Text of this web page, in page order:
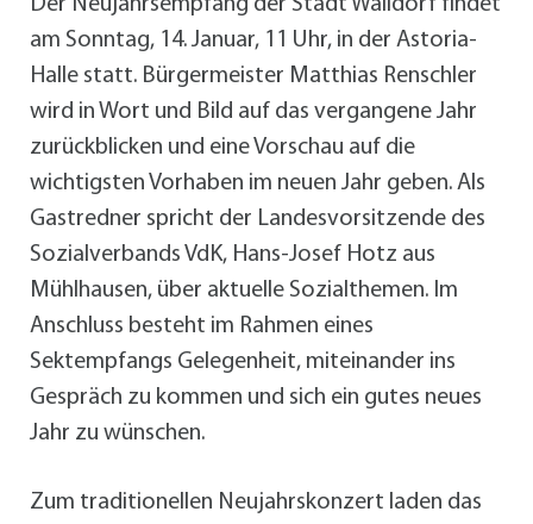
Der Neujahrsempfang der Stadt Walldorf findet
am Sonntag, 14. Januar, 11 Uhr, in der Astoria-
Halle statt. Bürgermeister Matthias Renschler
wird in Wort und Bild auf das vergangene Jahr
zurückblicken und eine Vorschau auf die
wichtigsten Vorhaben im neuen Jahr geben. Als
Gastredner spricht der Landesvorsitzende des
Sozialverbands VdK, Hans-Josef Hotz aus
Mühlhausen, über aktuelle Sozialthemen. Im
Anschluss besteht im Rahmen eines
Sektempfangs Gelegenheit, miteinander ins
Gespräch zu kommen und sich ein gutes neues
Jahr zu wünschen.
Zum traditionellen Neujahrskonzert laden das